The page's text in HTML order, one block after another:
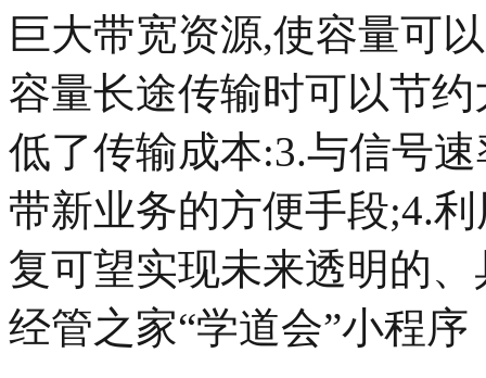
巨大带宽资源,使容量可
容量长途传输时可以节
低了传输成本:3.与信号
带新业务的方便手段;4.
复可望实现未来透明的
经管之家“学道会”小程序